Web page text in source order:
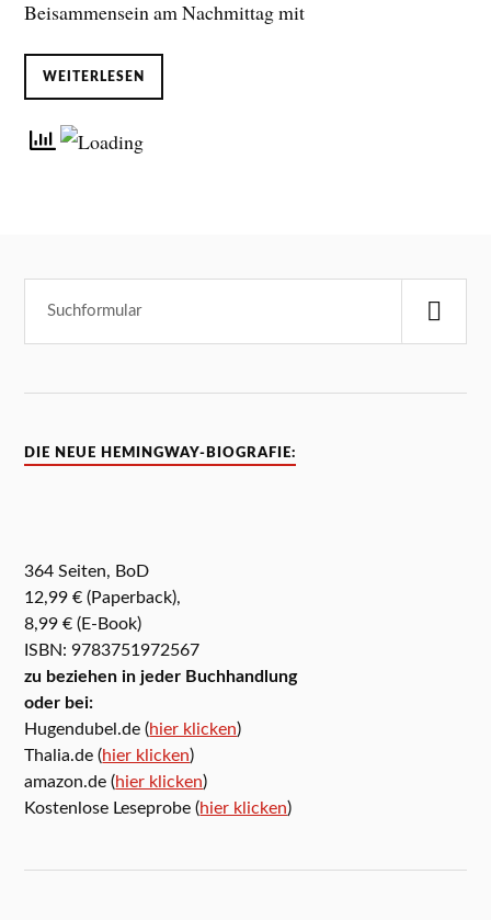
Beisammensein am Nachmittag mit
WEITERLESEN
DIE NEUE HEMINGWAY-BIOGRAFIE:
364 Seiten, BoD
12,99 € (Paperback),
8,99 € (E-Book)
ISBN: 9783751972567
zu beziehen in jeder Buchhandlung
oder bei:
Hugendubel.de (hier klicken)
Thalia.de (hier klicken)
amazon.de (hier klicken)
Kostenlose Leseprobe (hier klicken)